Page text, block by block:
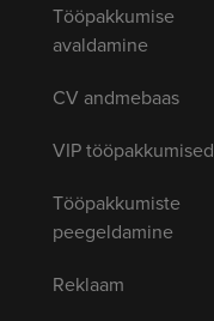
Tööpakkumise
avaldamine
CV andmebaas
VIP tööpakkumised
Tööpakkumiste
peegeldamine
Reklaam